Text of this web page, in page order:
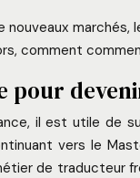
nouveaux
comment
pour
il est utile de
vers le
de traducteur